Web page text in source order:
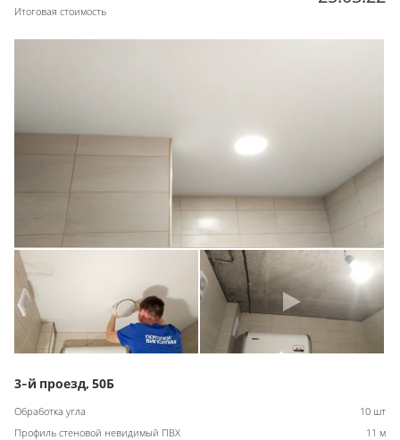
Итоговая стоимость
3-й проезд, 50Б
Обработка угла
10 шт
Профиль стеновой невидимый ПВХ
11 м